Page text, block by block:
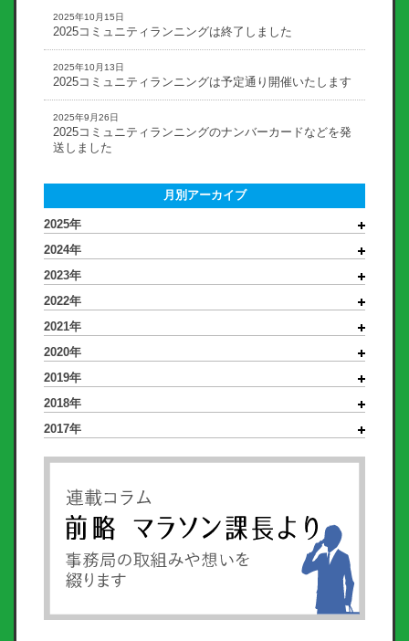
2025年10月15日
2025コミュニティランニングは終了しました
2025年10月13日
2025コミュニティランニングは予定通り開催いたします
2025年9月26日
2025コミュニティランニングのナンバーカードなどを発
送しました
月別アーカイブ
2025年
2024年
2023年
2022年
2021年
2020年
2019年
2018年
2017年